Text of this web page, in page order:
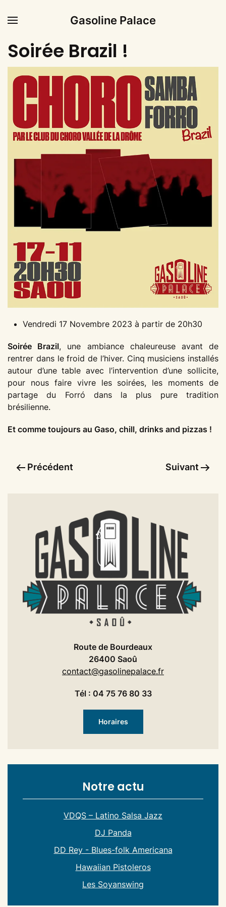
Gasoline Palace
Soirée Brazil !
Vendredi 17 Novembre 2023 à partir de 20h30
Soirée Brazil, une ambiance chaleureuse avant de
rentrer dans le froid de l’hiver. Cinq musiciens installés
autour d’une table avec l’intervention d’une sollicite,
pour nous faire vivre les soirées, les moments de
partage du Forró dans la plus pure tradition
brésilienne.
Et comme toujours au Gaso, chill, drinks and pizzas !
Précédent Suivant
Route de Bourdeaux
26400 Saoû
contact@gasolinepalace.fr
Tél : 04 75 76 80 33
Horaires
Notre actu
VDQS – Latino Salsa Jazz
DJ Panda
DD Rey - Blues-folk Americana
Hawaiian Pistoleros
Les Soyanswing